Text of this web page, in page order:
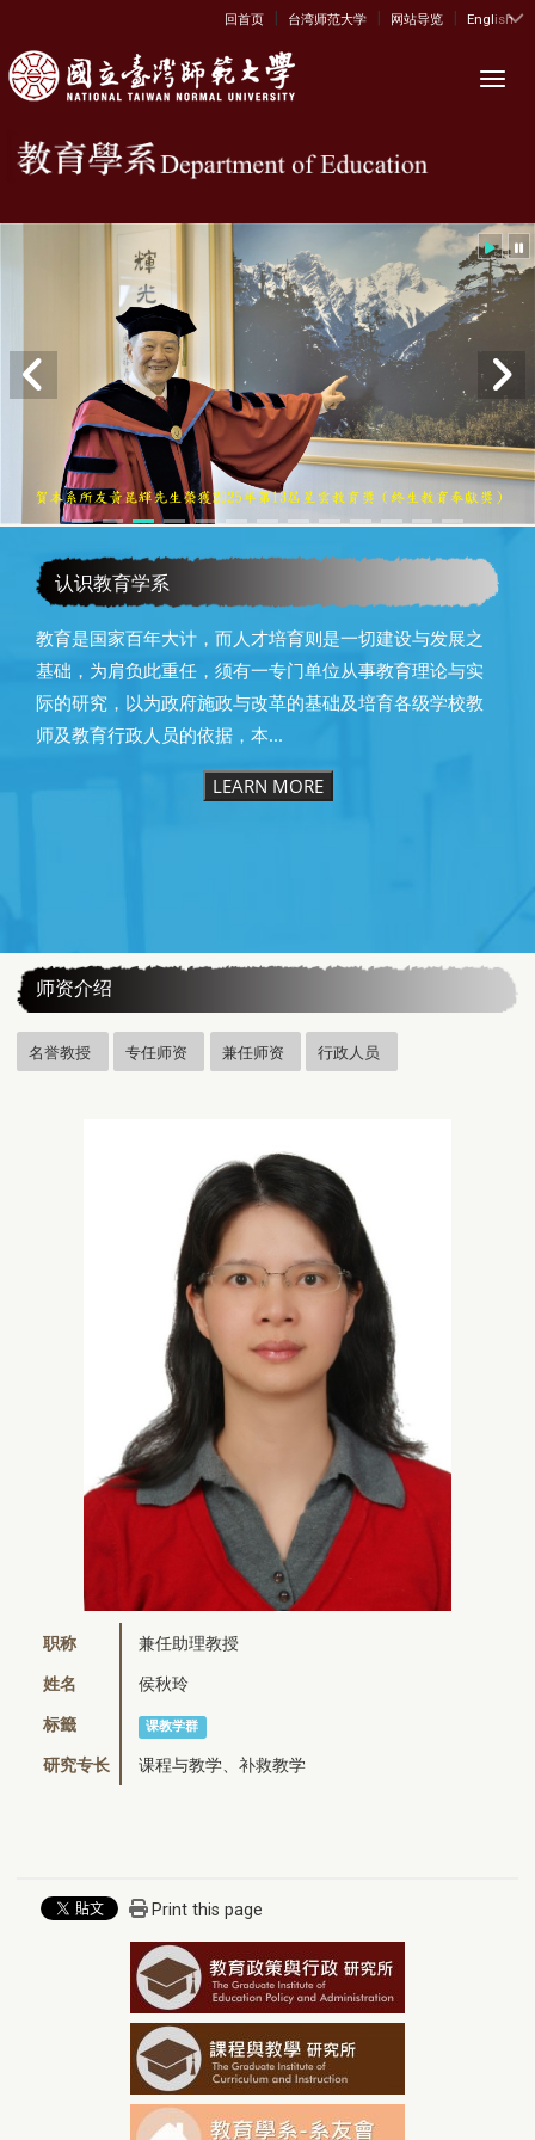
:::
回首页 | 台湾师范大学 | 网站导览 | English
认识教育学系
教育是国家百年大计，而人才培育则是一切建设与发展之
基础，为肩负此重任，须有一专门单位从事教育理论与实
际的研究，以为政府施政与改革的基础及培育各级学校教
师及教育行政人员的依据，本...
LEARN MORE
师资介绍
名誉教授 专任师资 兼任师资 行政人员
职称 兼任助理教授
姓名 侯秋玲
标籤 课教学群
研究专长 课程与教学、补救教学
Print this page